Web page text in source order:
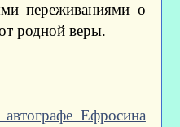
переживаниями о
родной веры.
Ефросина